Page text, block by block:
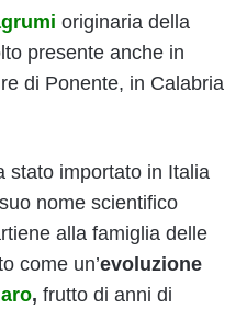
originaria della
presente anche in
di Ponente, in Calabria
stato importato in Italia
nome scientifico
alla famiglia delle
come un’evoluzione
, frutto di anni di